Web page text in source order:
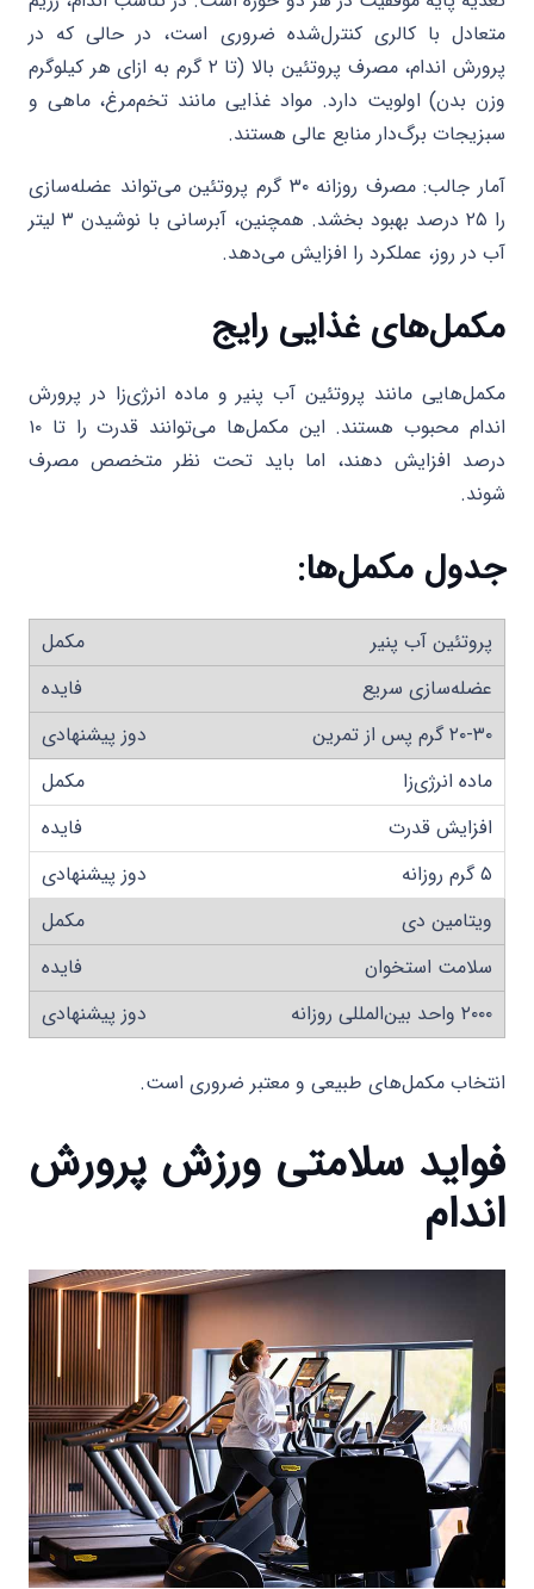
متعادل با کالری کنترل‌شده ضروری است، در حالی که در
پرورش اندام، مصرف پروتئین بالا (تا ۲ گرم به ازای هر کیلوگرم
وزن بدن) اولویت دارد. مواد غذایی مانند تخم‌مرغ، ماهی و
سبزیجات برگ‌دار منابع عالی هستند.
آمار جالب: مصرف روزانه ۳۰ گرم پروتئین می‌تواند عضله‌سازی
را ۲۵ درصد بهبود بخشد. همچنین، آبرسانی با نوشیدن ۳ لیتر
آب در روز، عملکرد را افزایش می‌دهد.
مکمل‌های غذایی رایج
مکمل‌هایی مانند پروتئین آب پنیر و ماده انرژی‌زا در پرورش
اندام محبوب هستند. این مکمل‌ها می‌توانند قدرت را تا ۱۰
درصد افزایش دهند، اما باید تحت نظر متخصص مصرف
شوند.
جدول مکمل‌ها:
پروتئین آب پنیر
عضله‌سازی سریع
۲۰-۳۰ گرم پس از تمرین
ماده انرژی‌زا
افزایش قدرت
۵ گرم روزانه
ویتامین دی
سلامت استخوان
۲۰۰۰ واحد بین‌المللی روزانه
انتخاب مکمل‌های طبیعی و معتبر ضروری است.
فواید سلامتی ورزش پرورش
اندام